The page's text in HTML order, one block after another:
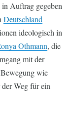
Auftrag gegeben
Deutschland
ideologisch in
Othmann, die
mit der
wie
Weg für ein